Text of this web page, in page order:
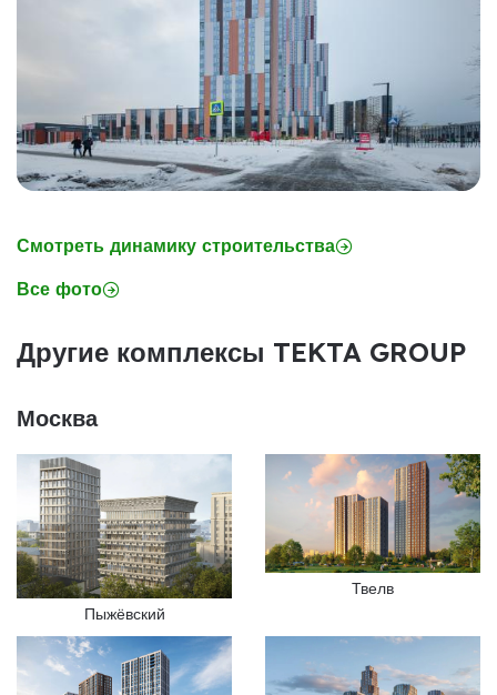
Смотреть динамику строительства
Все фото
Другие комплексы TEKTA GROUP
Москва
Пыжёвский
Твелв